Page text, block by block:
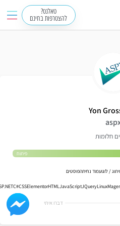
טאלנט?
להצטרפות בחינם
Yon
חלומות
פיתוח
/ לוגועמוד נחיתהפוסטים
ASP.NETC#CSSElementorHTMLJavaScriptJQueryLinux
דברו איתי